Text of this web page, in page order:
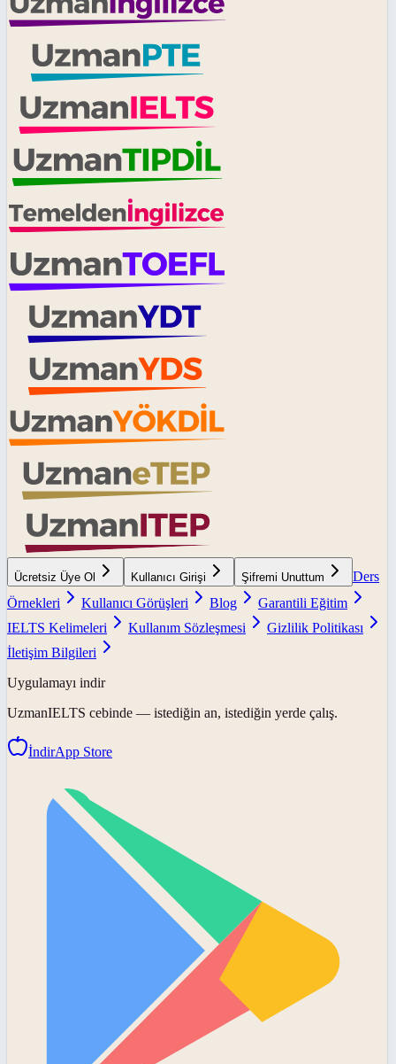
Ücretsiz Üye Ol Kullanıcı Girişi Şifremi Unuttum
Ders
Örnekleri
Kullanıcı Görüşleri Blog
Garantili Eğitim
IELTS Kelimeleri
Kullanım Sözleşmesi
Gizlilik Politikası
İletişim Bilgileri
Uygulamayı indir
UzmanIELTS cebinde — istediğin an, istediğin yerde çalış.
İndirApp Store